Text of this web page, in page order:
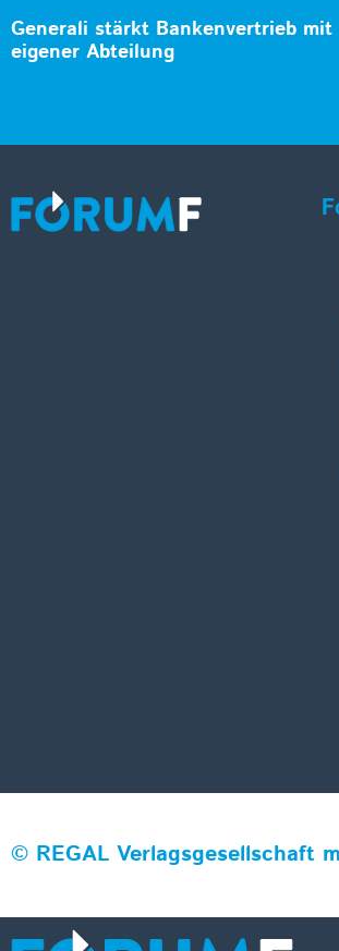
Generali stärkt Bankenvertrieb mit
eigener Abteilung
© REGAL Verlagsgesellschaft